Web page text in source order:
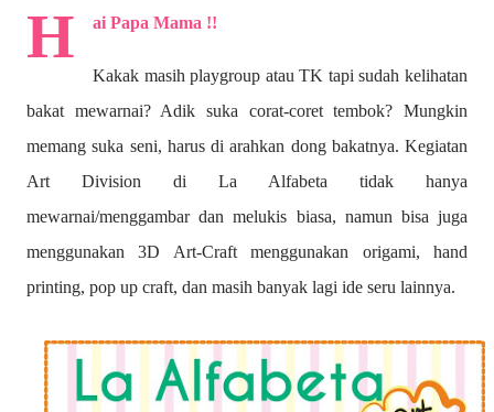
H ai Papa Mama !!
Kakak masih playgroup atau TK tapi sudah kelihatan
bakat mewarnai? Adik suka corat-coret tembok? Mungkin
memang suka seni, harus di arahkan dong bakatnya. Kegiatan
Art Division di La Alfabeta tidak hanya
mewarnai/menggambar dan melukis biasa, namun bisa juga
menggunakan 3D Art-Craft menggunakan origami, hand
printing, pop up craft, dan masih banyak lagi ide seru lainnya.